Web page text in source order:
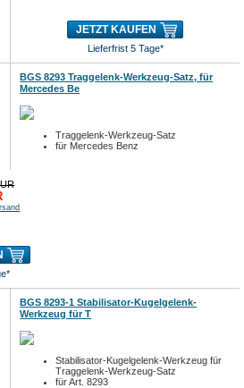
JETZT KAUFEN
Lieferfrist 5 Tage*
BGS 8293 Traggelenk-Werkzeug-Satz, für
Mercedes Be
Traggelenk-Werkzeug-Satz
für Mercedes Benz
BGS 8293-1 Stabilisator-Kugelgelenk-
Werkzeug für T
Stabilisator-Kugelgelenk-Werkzeug für
Traggelenk-Werkzeug-Satz
für Art. 8293